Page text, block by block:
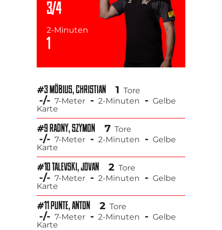
3/4
2-Minuten
1
#3 MÖBIUS, CHRISTIAN 1 Tore
-/- 7-Meter - 2-Minuten - Gelbe
Karte
#9 RADNY, SZYMON 7 Tore
-/- 7-Meter - 2-Minuten - Gelbe
Karte
#10 TALEVSKI, JOVAN 2 Tore
-/- 7-Meter - 2-Minuten - Gelbe
Karte
#11 PUNTE, ANTON 2 Tore
-/- 7-Meter - 2-Minuten - Gelbe
Karte